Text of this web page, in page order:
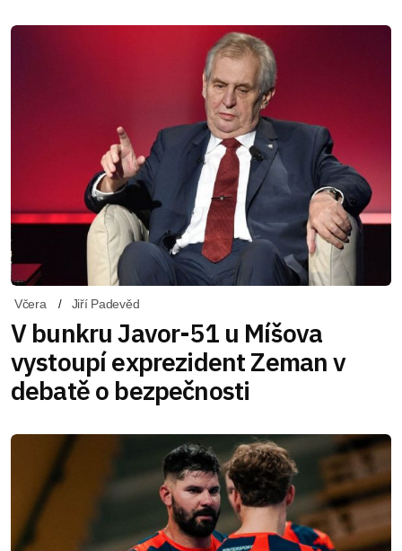
Včera Jiří Padevěd
V bunkru Javor-51 u Míšova
vystoupí exprezident Zeman v
debatě o bezpečnosti